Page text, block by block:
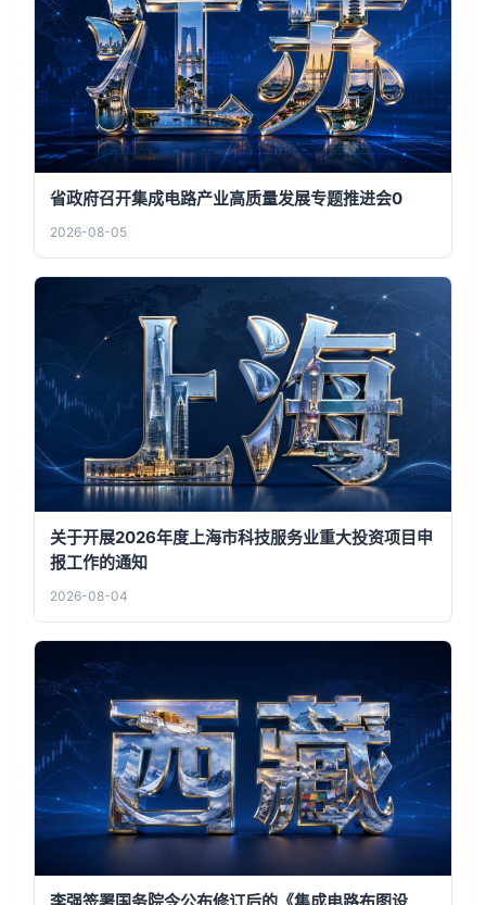
省政府召开集成电路产业高质量发展专题推进会0
2026-08-05
关于开展2026年度上海市科技服务业重大投资项目申
报工作的通知
2026-08-04